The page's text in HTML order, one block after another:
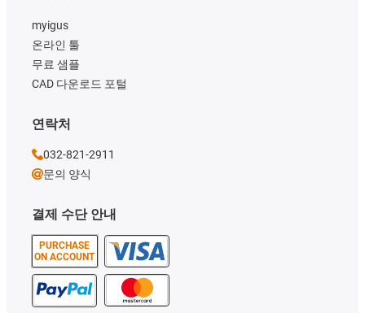
결제 수단 안내
PURCHASE
ON ACCOUNT
myigus
온라인 툴
무료 샘플
CAD 다운로드 포털
연락처
032-821-2911
문의 양식